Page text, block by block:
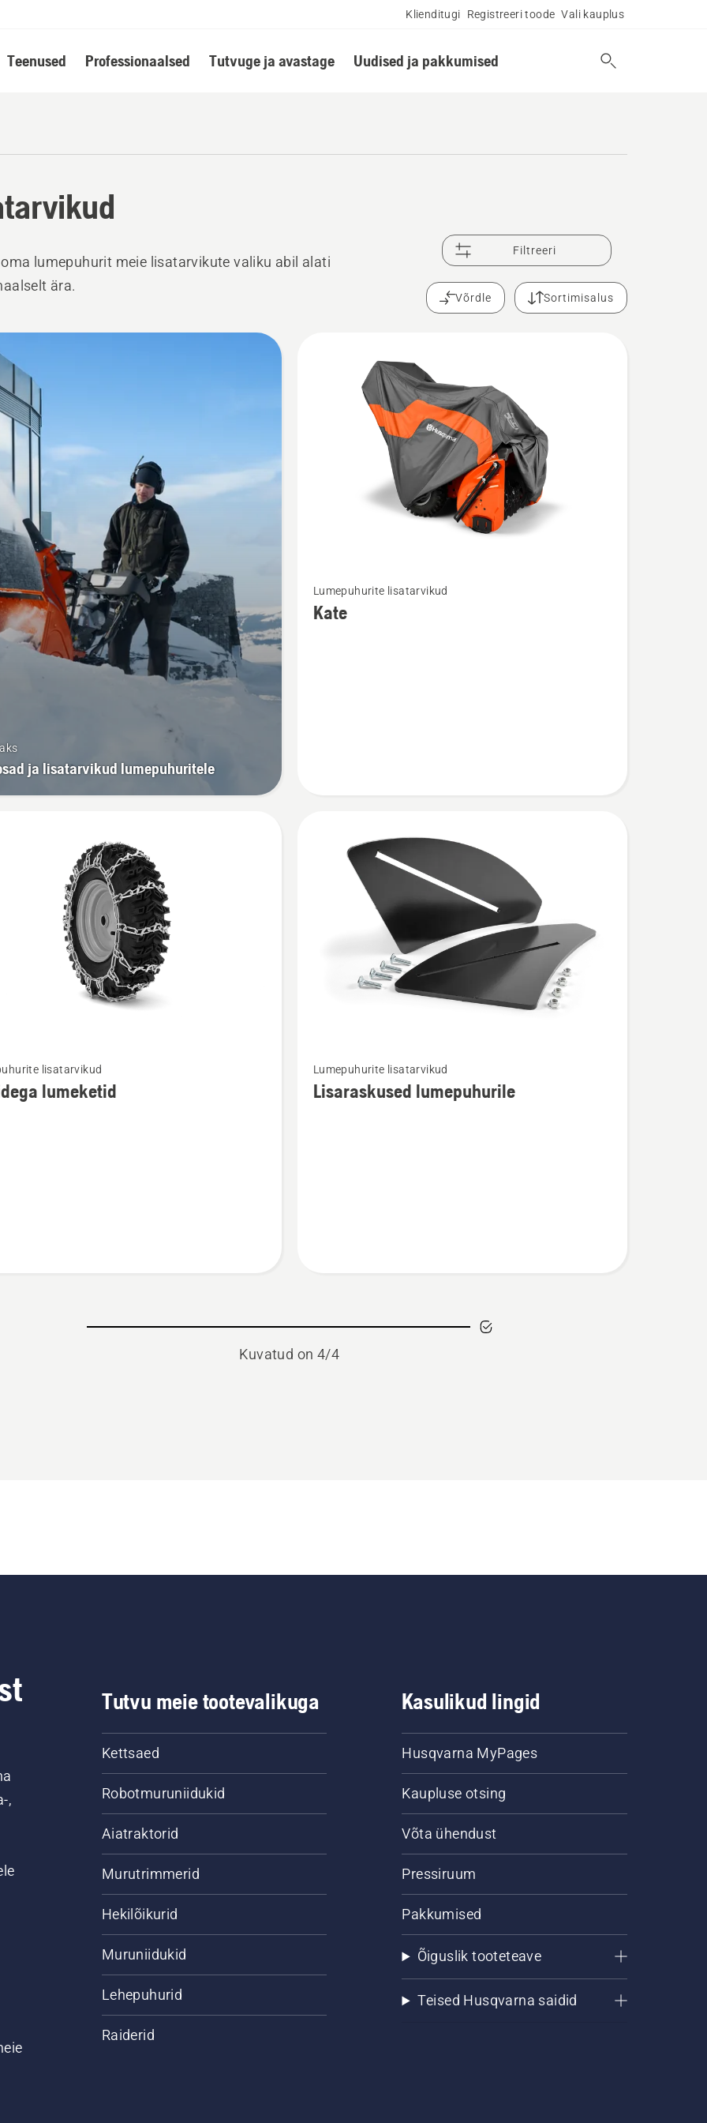
Klienditugi Registreeri toode Vali kauplus
Teenused Professionaalsed Tutvuge ja avastage Uudised ja pakkumised
lumepuhurit meie lisatarvikute valiku abil alati
ära.
Filtreeri
Võrdle Sortimisalus
ja lisatarvikud lumepuhuritele
rohkem
üksikasju
Lumepuhurite lisatarvikud
Kate
lisatarvikud
lumeketid
rohkem
üksikasju
Lumepuhurite lisatarvikud
Lisaraskused lumepuhurile
Kuvatud on 4/4
,
Tutvu meie tootevalikuga
Kettsaed
Robotmuruniidukid
Aiatraktorid
Murutrimmerid
Hekilõikurid
Muruniidukid
Lehepuhurid
Raiderid
Kasulikud lingid
Husqvarna MyPages
Kaupluse otsing
Võta ühendust
Pressiruum
Pakkumised
Õiguslik tooteteave
Teised Husqvarna saidid